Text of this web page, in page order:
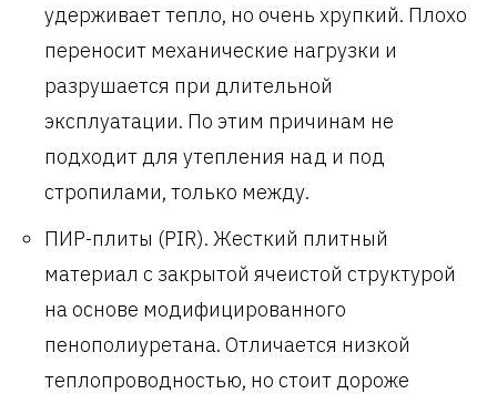
удерживает тепло, но очень хрупкий. Плохо
переносит механические нагрузки и
разрушается при длительной
эксплуатации. По этим причинам не
подходит для утепления над и под
стропилами, только между.
ПИР-плиты (PIR). Жесткий плитный
материал с закрытой ячеистой структурой
на основе модифицированного
пенополиуретана. Отличается низкой
теплопроводностью, но стоит дороже